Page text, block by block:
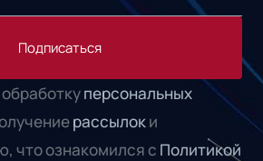
Подписаться
персональных
рассылоки
что ознакомился с Политикой